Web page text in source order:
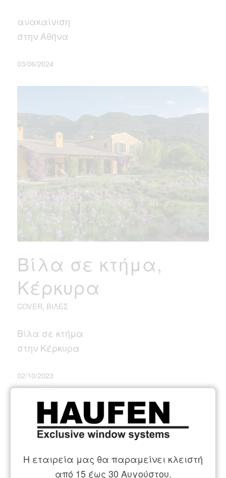
ανακαίνιση
στην Αθήνα
03/06/2024
Βίλα σε κτήμα,
Κέρκυρα
COVER ΒΊΛΕΣ
Βίλα σε κτήμα
στην Κέρκυρα
02/10/2023
Η εταιρεία μας θα παραμείνει κλειστή
από 15 έως 30 Αυγούστου.